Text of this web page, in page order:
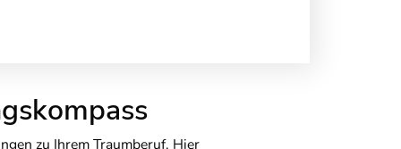
zu Ihrem Traumberuf. Hier